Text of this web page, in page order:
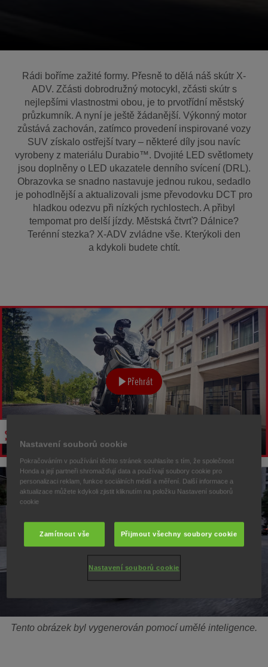
Rádi boříme zažité formy. Přesně to dělá náš skútr X-
ADV. Zčásti dobrodružný motocykl, zčásti skútr s
nejlepšími vlastnostmi obou, je to prvotřídní městský
průzkumník. A nyní je ještě žádanější. Výkonný motor
zůstává zachován, zatímco provedení inspirované vozy
SUV získalo ostřejší tvary – některé díly jsou navíc
vyrobeny z materiálu Durabio™. Dvojité LED světlomety
jsou doplněny o LED ukazatele denního svícení (DRL).
Obrazovka se snadno nastavuje jednou rukou, sedadlo
je pohodlnější a aktualizovali jsme převodovku DCT pro
hladkou odezvu při nízkých rychlostech. A přibyl
tempomat pro delší jízdy. Městská čtvrť? Dálnice?
Terénní stezka? X-ADV zvládne vše. Kterýkoli den
a kdykoli budete chtít.
Přehrát
Tento obrázek byl vygenerován pomocí umělé inteligence.
Nastavení souborů cookie
Pokračováním v používání těchto stránek souhlasíte s tím, že společnost
Honda a její partneři shromažďují data a používají soubory cookie pro
personalizaci reklam, funkce sociálních médií a měření. Další informace a
aktualizace můžete kdykoli zjistit kliknutím na položku Nastavení souborů
cookie
Zamítnout vše Přijmout všechny soubory cookie
Nastavení souborů cookie